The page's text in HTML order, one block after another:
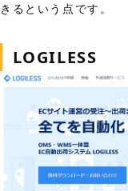
きるという点です。
LOGILESS